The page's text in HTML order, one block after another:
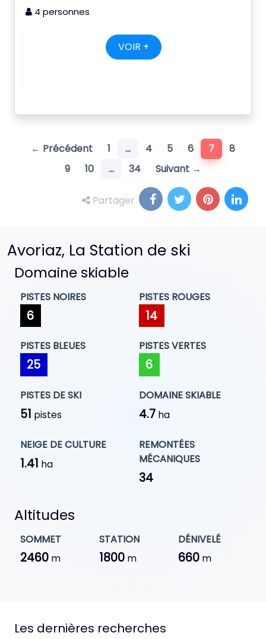
4 personnes
VOIR +
← Précédent 1 … 4 5 6 7(current)
8
9
10 … 34 Suivant →
Partager
Avoriaz, La Station de ski
Domaine skiable
PISTES NOIRES
6
PISTES ROUGES
14
PISTES BLEUES
25
PISTES VERTES
6
PISTES DE SKI
51 pistes
DOMAINE SKIABLE
4.7 ha
NEIGE DE CULTURE
1.41 ha
REMONTÉES
MÉCANIQUES
34
Altitudes
SOMMET
2460 m
STATION
1800 m
DÉNIVELÉ
660m
Les dernières recherches